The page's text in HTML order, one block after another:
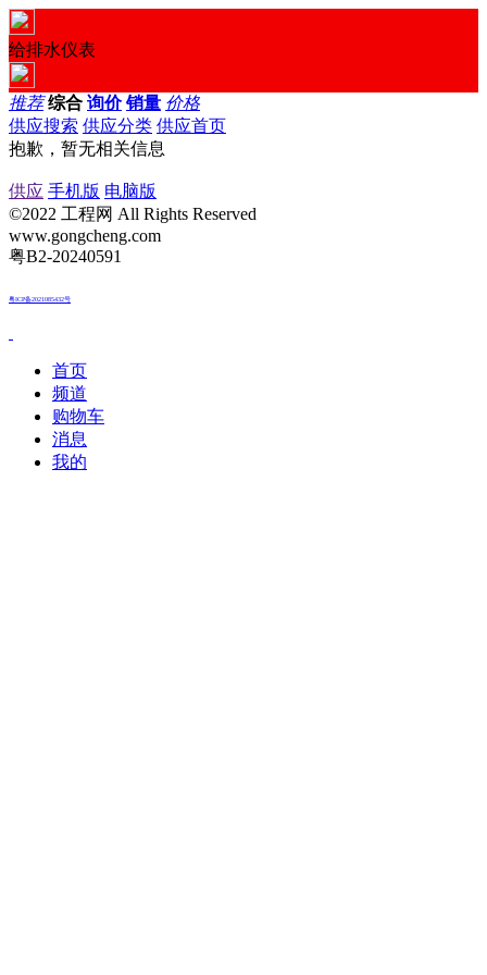
给排水仪表
推荐 综合 询价 销量 价格
供应搜索 供应分类 供应首页
抱歉，暂无相关信息
供应 手机版 电脑版
©2022 工程网 All Rights Reserved
www.gongcheng.com
粤B2-20240591
粤ICP备2021085432号
首页
频道
购物车
消息
我的